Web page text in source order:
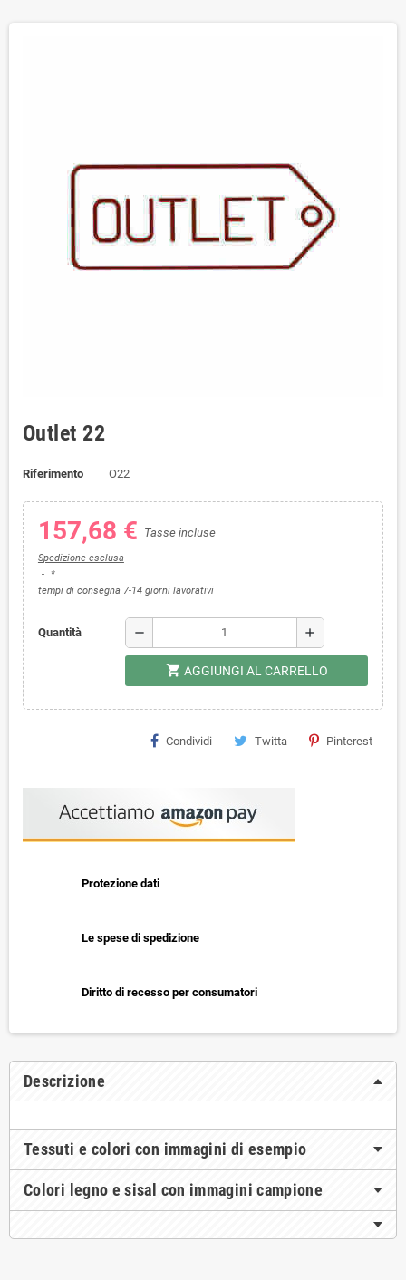
Outlet 22
Riferimento O22
157,68 € Tasse incluse
Spedizione esclusa
*
tempi di consegna 7-14 giorni lavorativi
Quantità remove add
shopping_cart AGGIUNGI AL CARRELLO
Condividi Twitta Pinterest
Protezione dati
Le spese di spedizione
Diritto di recesso per consumatori
Descrizione
Tessuti e colori con immagini di esempio
Colori legno e sisal con immagini campione